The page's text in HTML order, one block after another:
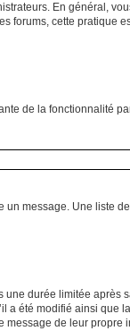
En général,
forums, cette pratique
de la fonctionnalité
message. Une liste
durée limitée après
a été modifié ainsi que
de leur